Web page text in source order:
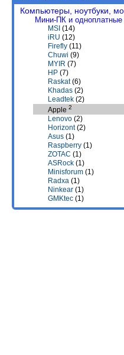
Компьютеры, ноутбуки,
Мини-ПК и
MSI (14)
iRU (12)
Firefly (11)
Chuwi (9)
MYIR (7)
HP (7)
Raskat(6)
Khadas (2)
Leadtek (2)
Apple 2
Lenovo (2)
Horizont(2)
Asus (1)
Raspberry (1)
ZOTAC (1)
ASRock (1)
Minisforum (1)
Radxa (1)
Ninkear (1)
GMKtec (1)